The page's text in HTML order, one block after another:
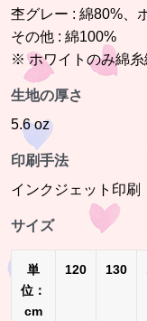
杢グレー : 綿80%、
その他 : 綿100%
※ ホワイトのみ綿糸
生地の厚さ
5.6 oz
印刷手法
インクジェット印刷
サイズ
単
位：
cm
120 130